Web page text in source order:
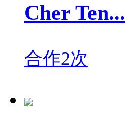
Cher Ten...
合作2次